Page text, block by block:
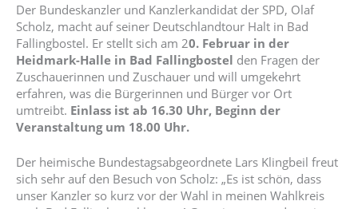
Der Bundeskanzler und Kanzlerkandidat der SPD, Olaf
Scholz, macht auf seiner Deutschlandtour Halt in Bad
Fallingbostel. Er stellt sich am 20. Februar in der
Heidmark-Halle in Bad Fallingbostel den Fragen der
Zuschauerinnen und Zuschauer und will umgekehrt
erfahren, was die Bürgerinnen und Bürger vor Ort
umtreibt. Einlass ist ab 16.30 Uhr, Beginn der
Veranstaltung um 18.00 Uhr.
Der heimische Bundestagsabgeordnete Lars Klingbeil freut
sich sehr auf den Besuch von Scholz: „Es ist schön, dass
unser Kanzler so kurz vor der Wahl in meinen Wahlkreis